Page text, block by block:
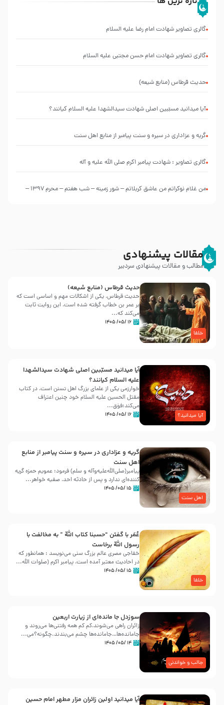
گالری تصاویر شهادت امام رضا علیه السلام
گالری تصاویر شهادت امام حسن مجتبی علیه السلام
حدیث قرطاس (منابع شیعه)
آیا میدانید مسبّبین اصلی شهادت سیدالشهدا علیه ‌السلام کیانند؟
گریه و عزاداری در سیره و سنت پیامبر از منابع اهل سنت
گالری تصاویر : شهادت پیامبر اکرم صلی الله علیه و آله
من غلام نوکراتم من عاشق کربلاتم – شور زمینه – شب هفتم – محرم 1397 –
مقالات پیشنهادی
مطالب و مقالات پیشنهادی سردبیر
خلفا
حدیث قرطاس (منابع شیعه)
حدیث قرطاس، یکی از اشکالات مهم و اساسی است که
بر عمر بن خطاب گرفته شده است، این روایت ثابت
می‌کند که...
۱۶ /۰۵/ ۱۴۰۵
آیا میدانید؟
آیا میدانید مسبّبین اصلی شهادت سیدالشهدا
علیه ‌السلام کیانند؟
خوارزمی یکی از علمای بزرگ اهل تسنن است، در کتاب
مقتل الحسین علیه ‌السلام خود چنین اعتراف
می‌کند:فوَق...
۱۶ /۰۵/ ۱۴۰۵
اهل سنت
گریه و عزاداری در سیره و سنت پیامبر از منابع
اهل سنت
پیامبر(صلی‌الله‌علیه‌وآله و سلم) فرمود: عمویم حمزه گریه
کننده‌ای ندارد و پس از حادثه احد، صفیه خواهر...
۱۵ /۰۵/ ۱۴۰۵
خلفا
عُمَر با گفتن “حسبنا كتاب اللّه ” به مخالفت با
رسول اللّه برخاست
خفاجی مصری عالم بزرگ سنی می‌نویسد : همانطور که
در احادیث معتبر آمده است، پیامبر اکرم (صلوات اللّه...
۱۵ /۰۵/ ۱۴۰۵
جالب و خواندنی
سوزدل جا مانده‌ای از زیارت اربعین
زائران راهی می‌شوند،کم‌ کم همه رفتنی‌ها می‌روند و
جامانده‌ها…جامانده‌ها چشم می‌بندند.چگونه؟می‌...
۱۴ /۰۵/ ۱۴۰۵
آیا میدانید اولین زائران مزار مطهر امام حسین